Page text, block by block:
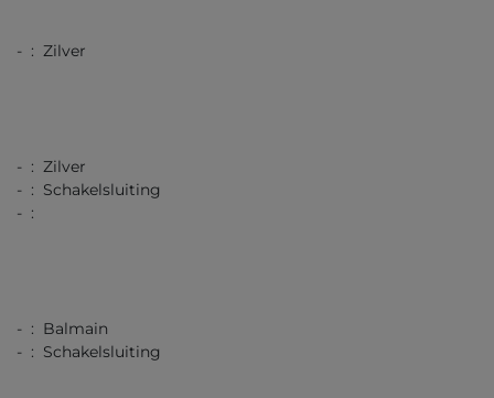
- : Zilver
- : Zilver
- : Schakelsluiting
- :
- : Balmain
- : Schakelsluiting